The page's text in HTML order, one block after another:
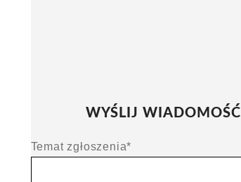
WYŚLIJ WIADOMOŚĆ
Temat zgłoszenia*